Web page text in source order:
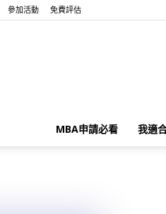
參加活動 免費評估
MBA申請必看 我適